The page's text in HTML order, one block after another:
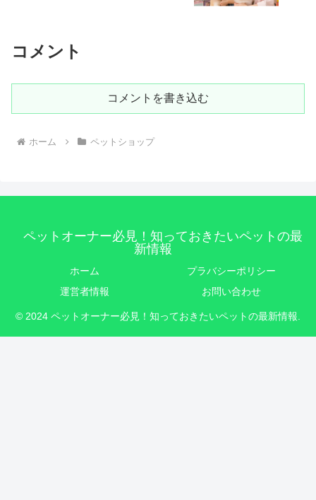
コメント
コメントを書き込む
ホーム ペットショップ
ペットオーナー必見！知っておきたいペットの最
新情報
ホーム
プラバシーポリシー
運営者情報
お問い合わせ
© 2024 ペットオーナー必見！知っておきたいペットの最新情報.